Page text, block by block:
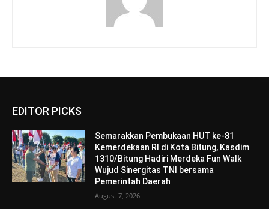
EDITOR PICKS
Semarakkan Pembukaan HUT ke-81
Kemerdekaan RI di Kota Bitung, Kasdim
1310/Bitung Hadiri Merdeka Fun Walk
Wujud Sinergitas TNI bersama
Pemerintah Daerah
August 7, 2026